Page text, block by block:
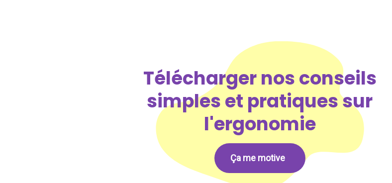
Télécharger nos conseils
simples et pratiques sur
l'ergonomie
Ça me motive